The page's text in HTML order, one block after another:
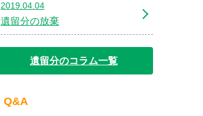
2019.04.04
遺留分の放棄
遺留分のコラム一覧
Q&A